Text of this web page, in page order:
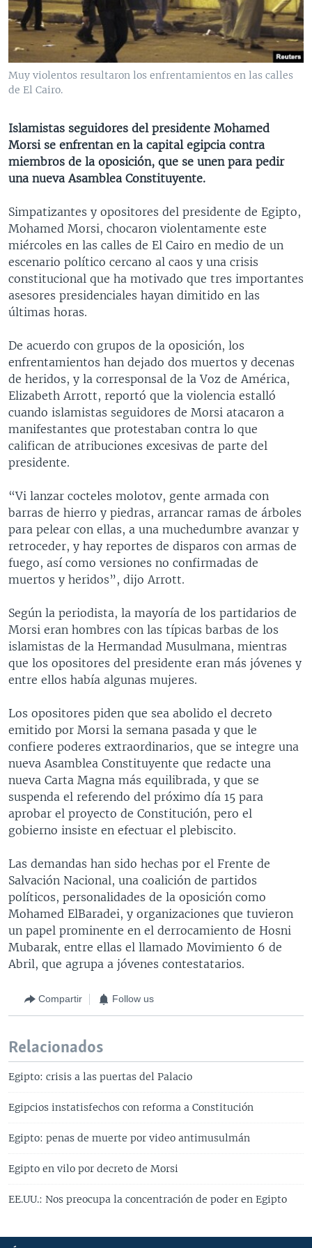
VENEZUELA
BRASIL
NICARAGUA
ECONOMÍA
ENTRETENIMIENTO Y CULTURA
TECNOLOGÍA
DEPORTES
MULTIMEDIA
VIDEOS
FOTOGRAFÍA
AUDIOS
PROGRAMAS TV
EL MUNDO AL DÍA
FORO INTERAMERICANO
LAS CLAVES
PANORAMA
RADIO
AVANCE INFORMATIVO
BUENOS DÍAS AMÉRICA
ESTADOS UNIDOS AL DÍA
FORO [RADIO]
DEPORTIVO INTERNACIONAL
NOTA ECONÓMICA
ENTRETENIMIENTO
DIRECT
Learning English
Idiomas
Muy violentos resultaron los enfrentamientos en las calles
de El Cairo.
Islamistas seguidores del presidente Mohamed
Morsi se enfrentan en la capital egipcia contra
miembros de la oposición, que se unen para pedir
una nueva Asamblea Constituyente.
Simpatizantes y opositores del presidente de Egipto,
Mohamed Morsi, chocaron violentamente este
miércoles en las calles de El Cairo en medio de un
escenario político cercano al caos y una crisis
constitucional que ha motivado que tres importantes
asesores presidenciales hayan dimitido en las
últimas horas.
De acuerdo con grupos de la oposición, los
enfrentamientos han dejado dos muertos y decenas
de heridos, y la corresponsal de la Voz de América,
Elizabeth Arrott, reportó que la violencia estalló
cuando islamistas seguidores de Morsi atacaron a
manifestantes que protestaban contra lo que
califican de atribuciones excesivas de parte del
presidente.
“Vi lanzar cocteles molotov, gente armada con
barras de hierro y piedras, arrancar ramas de árboles
para pelear con ellas, a una muchedumbre avanzar y
retroceder, y hay reportes de disparos con armas de
fuego, así como versiones no confirmadas de
muertos y heridos”, dijo Arrott.
Según la periodista, la mayoría de los partidarios de
Morsi eran hombres con las típicas barbas de los
islamistas de la Hermandad Musulmana, mientras
que los opositores del presidente eran más jóvenes y
entre ellos había algunas mujeres.
Los opositores piden que sea abolido el decreto
emitido por Morsi la semana pasada y que le
confiere poderes extraordinarios, que se integre una
nueva Asamblea Constituyente que redacte una
nueva Carta Magna más equilibrada, y que se
suspenda el referendo del próximo día 15 para
aprobar el proyecto de Constitución, pero el
gobierno insiste en efectuar el plebiscito.
Las demandas han sido hechas por el Frente de
Salvación Nacional, una coalición de partidos
políticos, personalidades de la oposición como
Mohamed ElBaradei, y organizaciones que tuvieron
un papel prominente en el derrocamiento de Hosni
Mubarak, entre ellas el llamado Movimiento 6 de
Abril, que agrupa a jóvenes contestatarios.
Compartir Follow us
Relacionados
Egipto: crisis a las puertas del Palacio
Egipcios instatisfechos con reforma a Constitución
Egipto: penas de muerte por video antimusulmán
Egipto en vilo por decreto de Morsi
EE.UU.: Nos preocupa la concentración de poder en Egipto